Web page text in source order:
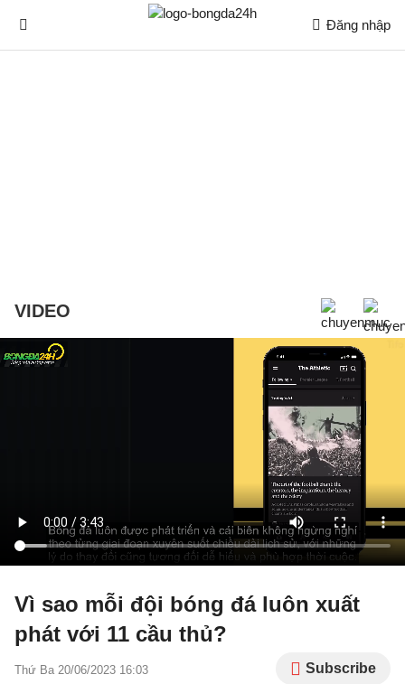
Đăng nhập
VIDEO
Vì sao mỗi đội bóng đá luôn xuất
phát với 11 cầu thủ?
Thứ Ba 20/06/2023 16:03 Subscribe